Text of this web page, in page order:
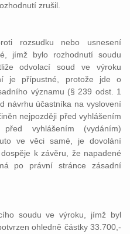
zrušil.
rozsudku nebo usnesení
jímž bylo rozhodnutí soudu
odvolací soud ve výroku
je přípustné, protože jde o
významu (§ 239 odst. 1
návrhu účastníka na vyslovení
nejpozději před vyhlášením
vyhlášením (vydáním)
ve věci samé, je dovolání
k závěru, že napadené
po právní stránce zásadní
soudu ve výroku, jímž byl
ohledně částky 33.700,-